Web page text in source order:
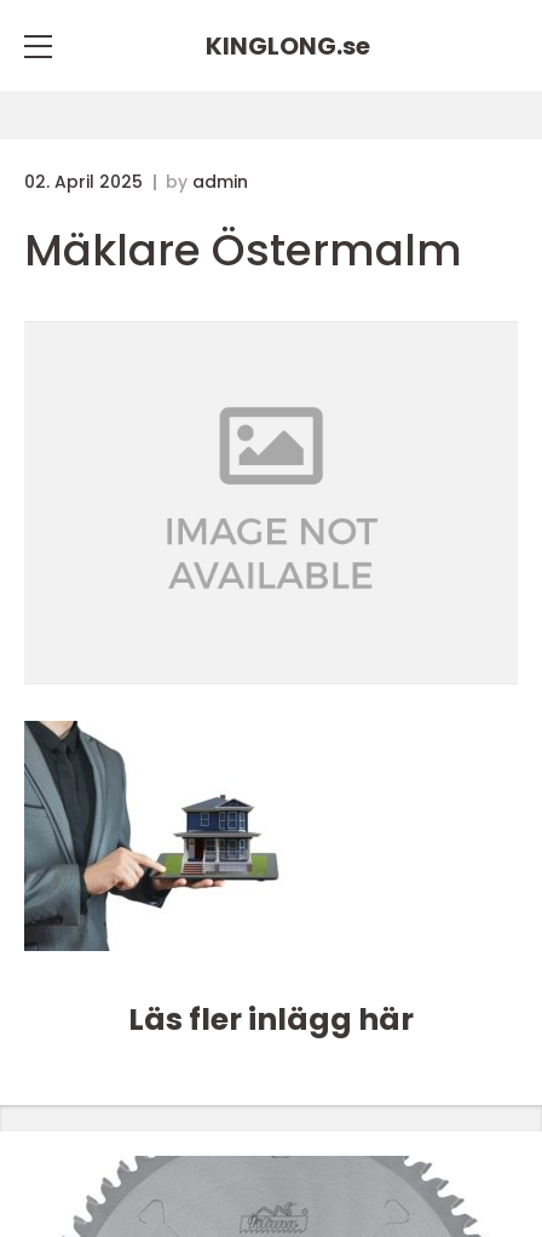
KINGLONG.se
02. April 2025 by admin
Mäklare Östermalm
Läs fler inlägg här